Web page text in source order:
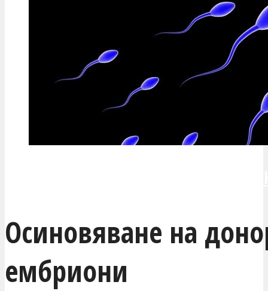
Осиновяване на
ембриони